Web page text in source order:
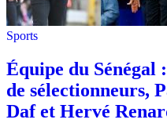
Sports
Équipe du Sénégal
de sélectionneurs,
Daf et Hervé